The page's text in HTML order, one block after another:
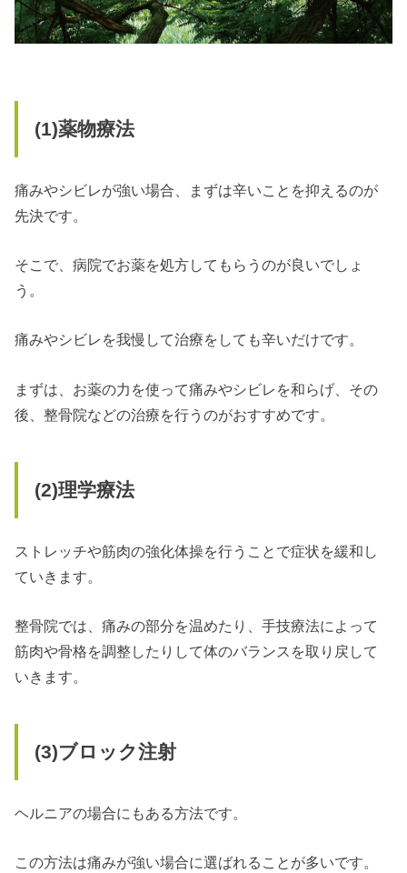
(1)薬物療法
痛みやシビレが強い場合、まずは辛いことを抑えるのが
先決です。
そこで、病院でお薬を処方してもらうのが良いでしょ
う。
痛みやシビレを我慢して治療をしても辛いだけです。
まずは、お薬の力を使って痛みやシビレを和らげ、その
後、整骨院などの治療を行うのがおすすめです。
(2)理学療法
ストレッチや筋肉の強化体操を行うことで症状を緩和し
ていきます。
整骨院では、痛みの部分を温めたり、手技療法によって
筋肉や骨格を調整したりして体のバランスを取り戻して
いきます。
(3)ブロック注射
ヘルニアの場合にもある方法です。
この方法は痛みが強い場合に選ばれることが多いです。